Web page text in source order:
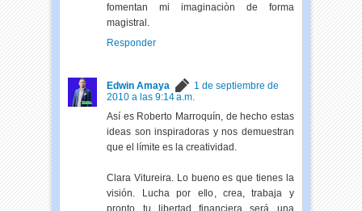
fomentan mi imaginaciòn de forma
magistral.
Responder
Edwin Amaya
1 de septiembre de
2010 a las 9:14 a.m.
Así es Roberto Marroquín, de hecho estas
ideas son inspiradoras y nos demuestran
que el límite es la creatividad.
Clara Vitureira. Lo bueno es que tienes la
visión. Lucha por ello, crea, trabaja y
pronto tu libertad financiera será una